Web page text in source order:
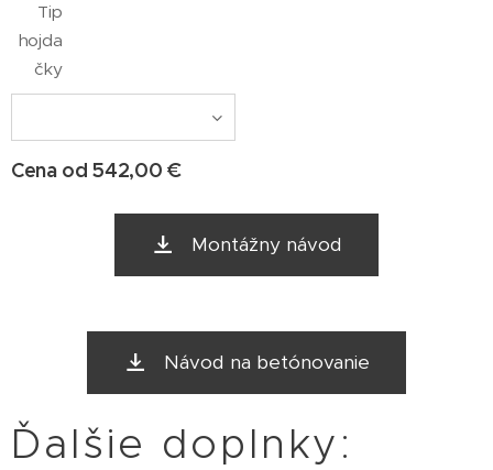
Tip
hojda
čky
Cena od542,00 €
Montážny návod
Návod na betónovanie
Ďalšie doplnky: